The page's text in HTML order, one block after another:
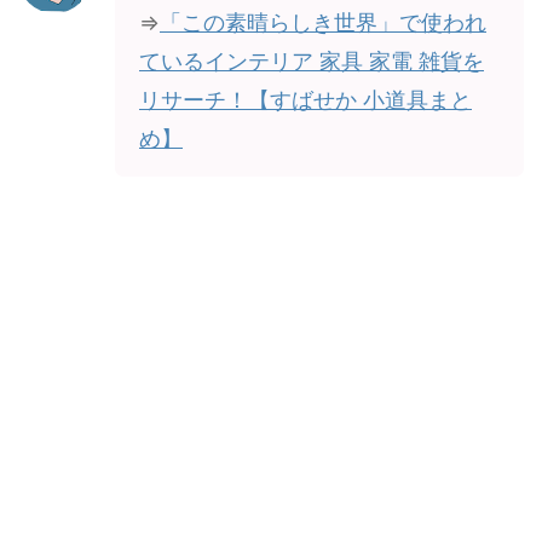
⇒ 「この素晴らしき世界」で使われ
ているインテリア 家具 家電 雑貨を
リサーチ！【すばせか 小道具まと
め】